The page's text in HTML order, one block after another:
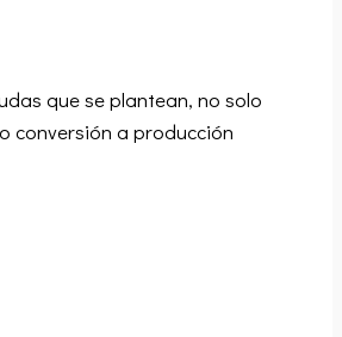
que se plantean, no solo
conversión a producción